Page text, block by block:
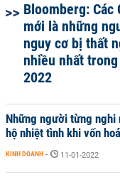
Bloomberg: Các
mới là những
nguy cơ bị thất
nhiều nhất trong
2022
Những người từng nghi
hộ nhiệt tình khi vốn
KINH DOANH - 11-01-2022